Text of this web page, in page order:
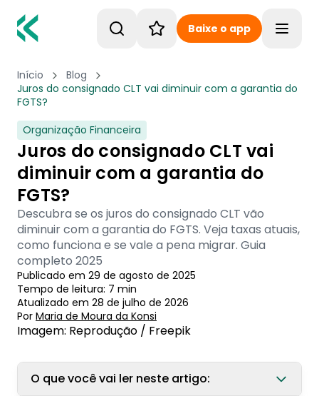
Baixe o app
Início
Blog
Juros do consignado CLT vai diminuir com a garantia do
FGTS?
Organização Financeira
Juros do consignado CLT vai
diminuir com a garantia do
FGTS?
Descubra se os juros do consignado CLT vão
diminuir com a garantia do FGTS. Veja taxas atuais,
como funciona e se vale a pena migrar. Guia
completo 2025
Publicado em 29 de agosto de 2025
Tempo de leitura: 7 min
Atualizado em 28 de julho de 2026
Por Maria de Moura da Konsi
Imagem: Reprodução / Freepik
O que você vai ler neste artigo: